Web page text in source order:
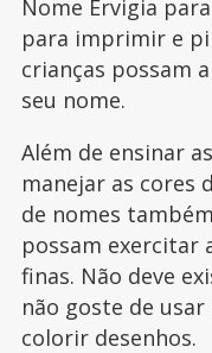
Nome Ervigia
para imprimir e
crianças possam
seu nome.
Além de ensinar
manejar as cores
de nomes
possam exercitar
finas. Não deve
não goste de
colorir desenhos.